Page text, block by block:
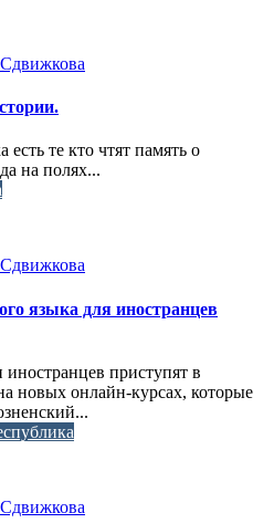
те кто чтят память о
на полях...
языка для иностранцев
иностранцев приступят в
новых онлайн-курсах, которые